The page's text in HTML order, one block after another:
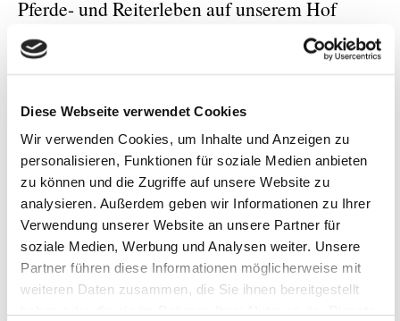
Diese Webseite verwendet Cookies
Wir verwenden Cookies, um Inhalte und Anzeigen zu
personalisieren, Funktionen für soziale Medien anbieten
zu können und die Zugriffe auf unsere Website zu
analysieren. Außerdem geben wir Informationen zu Ihrer
Verwendung unserer Website an unsere Partner für
soziale Medien, Werbung und Analysen weiter. Unsere
Partner führen diese Informationen möglicherweise mit
weiteren Daten zusammen, die Sie ihnen bereitgestellt
Pferde- und Reiterleben auf unserem Hof
Previous Next